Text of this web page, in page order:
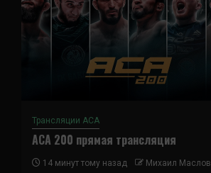
Трансляции ACA
ACA 200 прямая трансляция
14 минут тому назад Михаил Маслов